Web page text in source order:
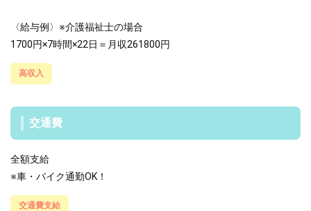
〈給与例〉※介護福祉士の場合
1700円×7時間×22日＝月収261800円
高収入
交通費
全額支給
※車・バイク通勤OK！
交通費支給